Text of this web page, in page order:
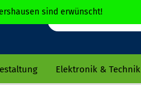
sind erwünscht!
Elektronik & Technik